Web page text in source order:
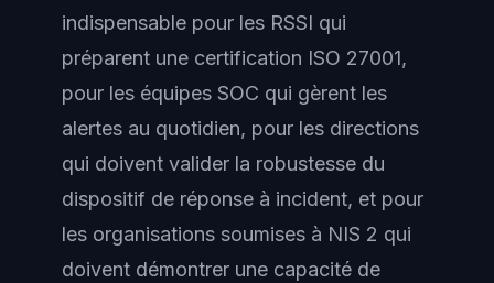
indispensable pour les RSSI qui
préparent une certification ISO 27001,
pour les équipes SOC qui gèrent les
alertes au quotidien, pour les directions
qui doivent valider la robustesse du
dispositif de réponse à incident, et pour
les organisations soumises à NIS 2 qui
doivent démontrer une capacité de